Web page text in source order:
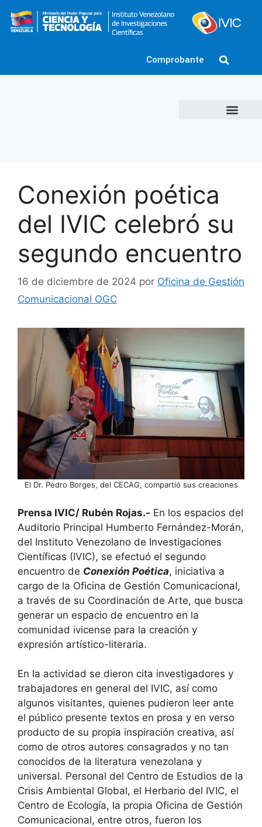
Comprobante
Conexión poética
del IVIC celebró su
segundo encuentro
16 de diciembre de 2024 por Oficina de Gestión
Comunicacional OGC
El Dr. Pedro Borges, del CECAG, compartió sus creaciones
Prensa IVIC/ Rubén Rojas.- En los espacios del
Auditorio Principal Humberto Fernández-Morán,
del Instituto Venezolano de Investigaciones
Científicas (IVIC), se efectuó el segundo
encuentro de Conexión Poética, iniciativa a
cargo de la Oficina de Gestión Comunicacional,
a través de su Coordinación de Arte, que busca
generar un espacio de encuentro en la
comunidad ivicense para la creación y
expresión artístico-literaria.
En la actividad se dieron cita investigadores y
trabajadores en general del IVIC, así como
algunos visitantes, quienes pudieron leer ante
el público presente textos en prosa y en verso
producto de su propia inspiración creativa, así
como de otros autores consagrados y no tan
conocidos de la literatura venezolana y
universal. Personal del Centro de Estudios de la
Crisis Ambiental Global, el Herbario del IVIC, el
Centro de Ecología, la propia Oficina de Gestión
Comunicacional, entre otros, fueron los